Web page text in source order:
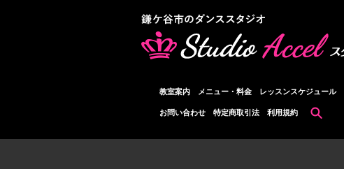
教室案内 メニュー・料金 レッスンスケジュール
お問い合わせ 特定商取引法 利用規約